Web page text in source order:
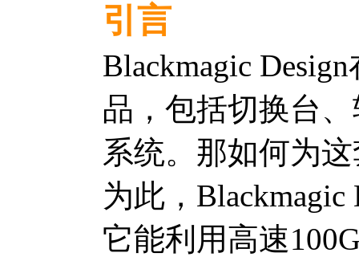
引言
Blackmagic
品，包括切换台
系统。那如何为
为此，Blackmagic
它能利用高速